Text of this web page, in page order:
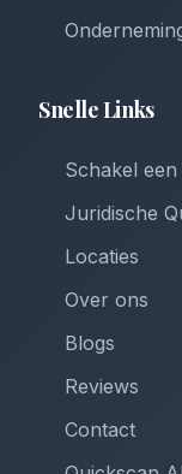
Snelle Links
Schakel
Juridische
Locaties
Over ons
Blogs
Reviews
Contact